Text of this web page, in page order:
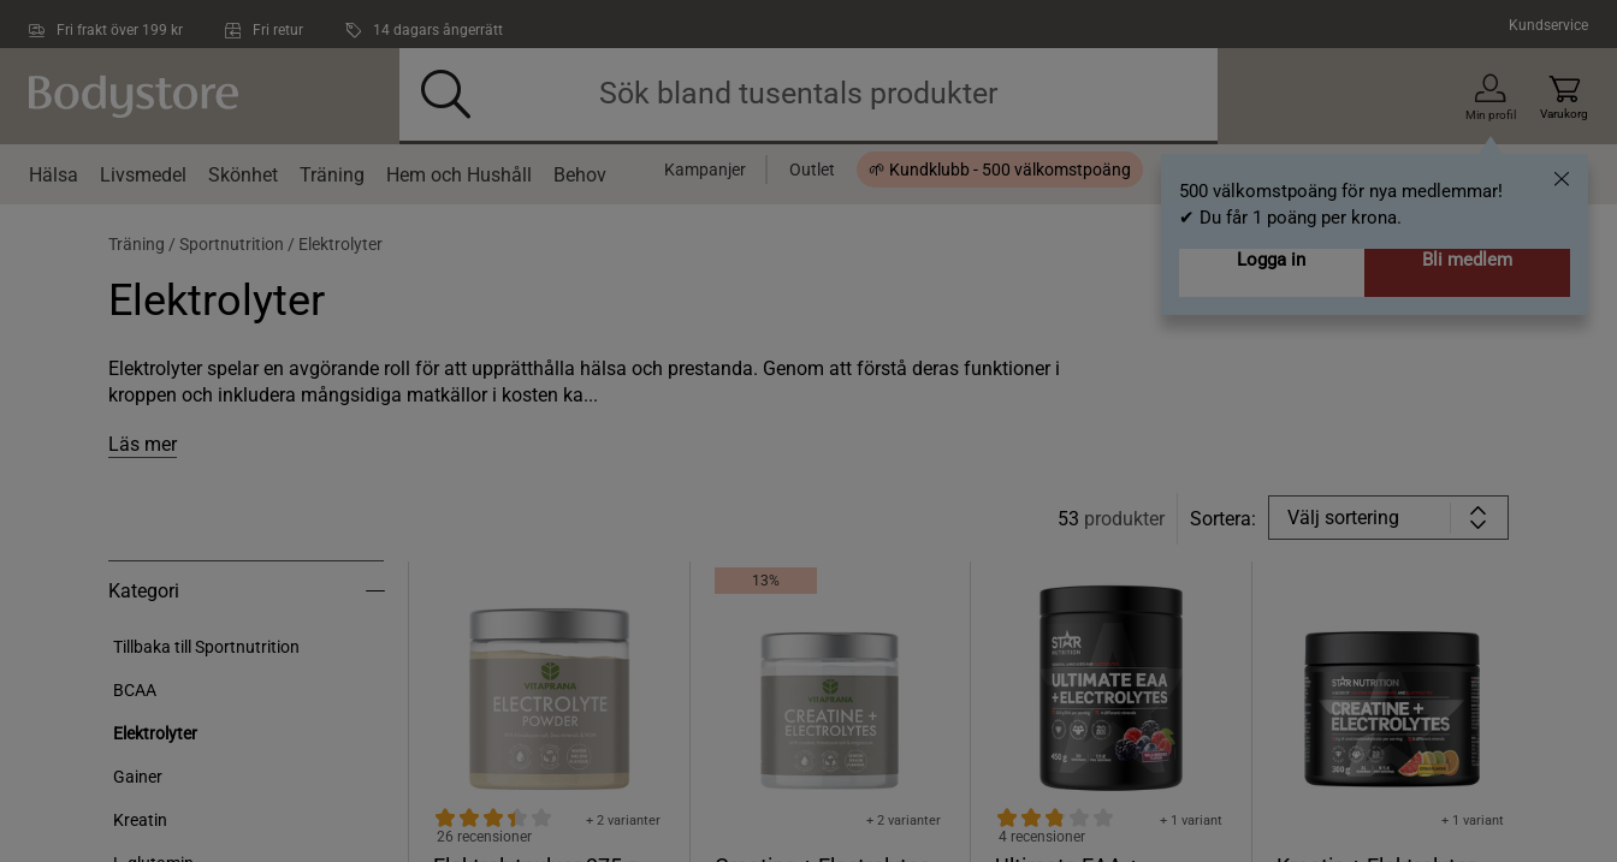
Fri frakt över 199 kr Fri retur 14 dagars ångerrätt Kundservice
Min profil
500 välkomstpoäng för nya medlemmar!
✔ Du får 1 poäng per krona.
Logga in
Bli medlem
Varukorg
Hälsa Livsmedel Skönhet Träning Hem och Hushåll Behov Kampanjer Outlet 🌱 Kundklubb - 500 välkomstpoäng
Träning / Sportnutrition / Elektrolyter
Elektrolyter
Elektrolyter spelar en avgörande roll för att upprätthålla hälsa och prestanda. Genom att förstå deras funktioner i
kroppen och inkludera mångsidiga matkällor i kosten ka...
Läs mer
53 produkter Sortera: Välj sortering
Kategori
Tillbaka till Sportnutrition
BCAA
Elektrolyter
Gainer
Kreatin + 2 varianter
26 recensioner
13%
+ 2 varianter + 1 variant
4 recensioner
+ 1 variant